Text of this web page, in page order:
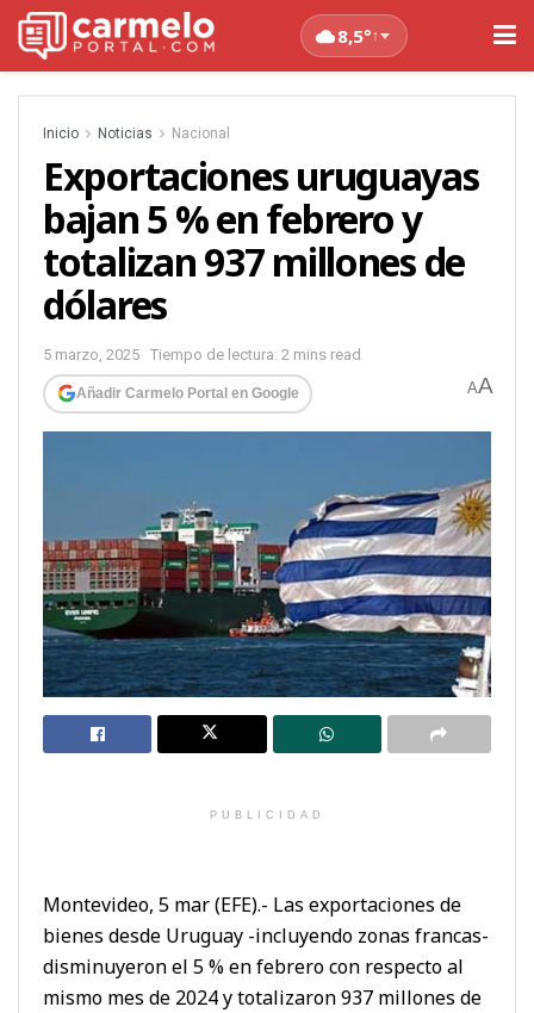
8,5°↑
Inicio Noticias Nacional
Exportaciones uruguayas
bajan 5 % en febrero y
totalizan 937 millones de
dólares
5 marzo, 2025 Tiempo de lectura: 2 mins read
Añadir Carmelo Portal en Google AA
PUBLICIDAD
Montevideo, 5 mar (EFE).- Las exportaciones de
bienes desde Uruguay -incluyendo zonas francas-
disminuyeron el 5 % en febrero con respecto al
mismo mes de 2024 y totalizaron 937 millones de